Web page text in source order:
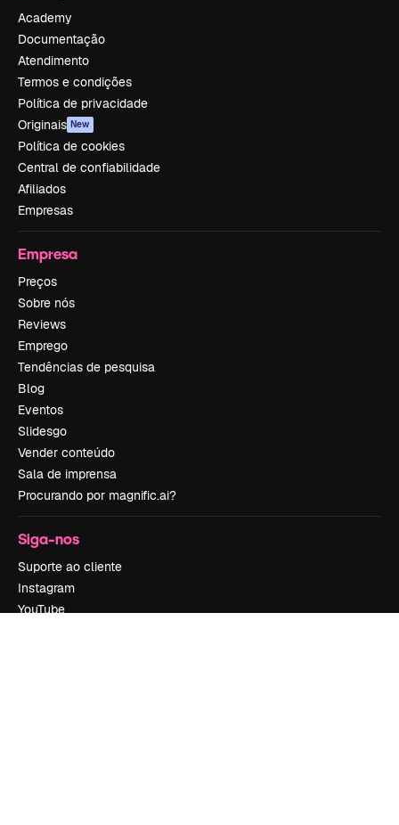
Academy
Documentação
Atendimento
Termos e condições
Política de privacidade
Originais New
Política de cookies
Central de confiabilidade
Afiliados
Empresas
Empresa
Preços
Sobre nós
Reviews
Emprego
Tendências de pesquisa
Blog
Eventos
Slidesgo
Vender conteúdo
Sala de imprensa
Procurando por magnific.ai?
Siga-nos
Suporte ao cliente
Instagram
YouTube